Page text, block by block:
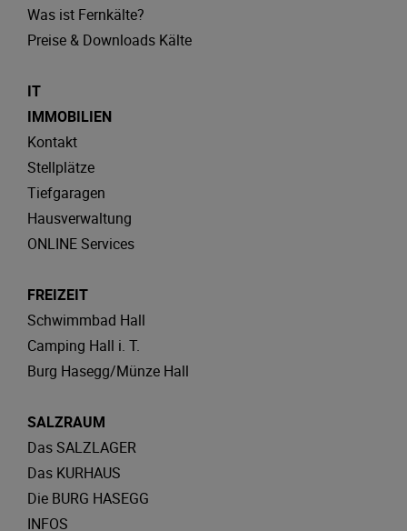
Was ist Fernkälte?
Preise & Downloads Kälte
IT
IMMOBILIEN
Kontakt
Stellplätze
Tiefgaragen
Hausverwaltung
ONLINE Services
FREIZEIT
Schwimmbad Hall
Camping Hall i. T.
Burg Hasegg/Münze Hall
SALZRAUM
Das SALZLAGER
Das KURHAUS
Die BURG HASEGG
INFOS